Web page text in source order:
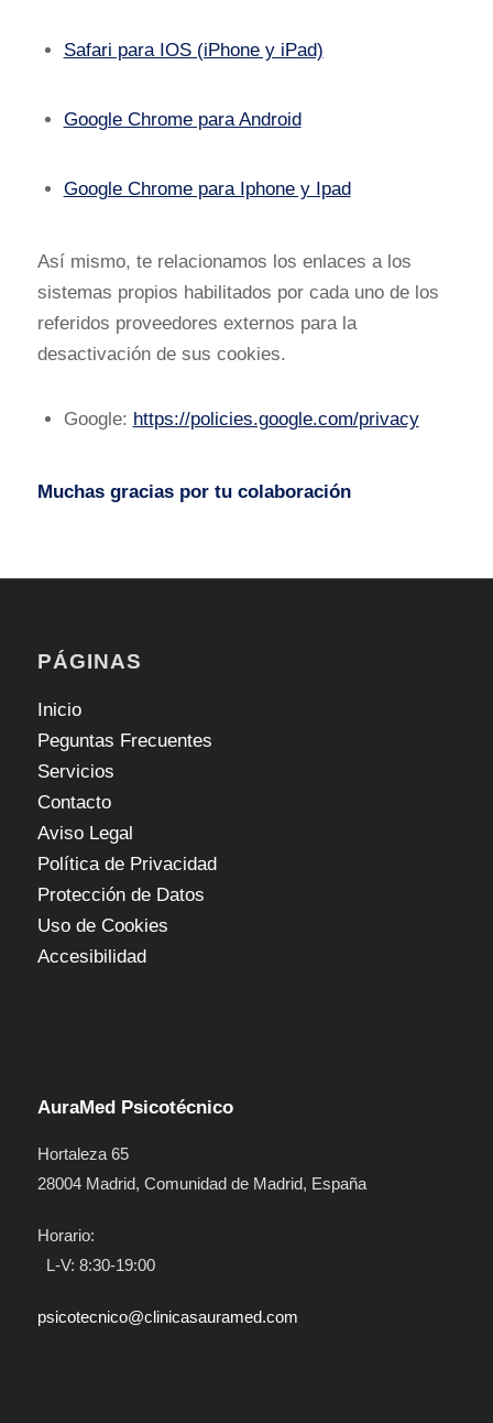
Safari para IOS (iPhone y iPad)
Google Chrome para Android
Google Chrome para Iphone y Ipad
Así mismo, te relacionamos los enlaces a los
sistemas propios habilitados por cada uno de los
referidos proveedores externos para la
desactivación de sus cookies.
Google: https://policies.google.com/privacy
Muchas gracias por tu colaboración
PÁGINAS
Inicio
Peguntas Frecuentes
Servicios
Contacto
Aviso Legal
Política de Privacidad
Protección de Datos
Uso de Cookies
Accesibilidad
AuraMed Psicotécnico
Hortaleza 65
28004 Madrid, Comunidad de Madrid, España
Horario:
L-V: 8:30-19:00
psicotecnico@clinicasauramed.com